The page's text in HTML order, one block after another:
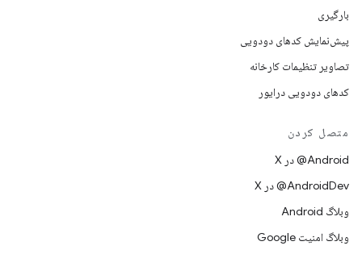
بارگیری
پیش‌نمایش کدهای دودویی
تصاویر تنظیمات کارخانه
کدهای دودویی درایور
متصل کردن
‫‎@Android در X
‫‎@AndroidDev در X
وبلاگ Android
وبلاگ امنیت Google